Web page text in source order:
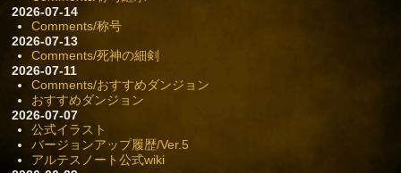
2026-07-14
Comments/称号
2026-07-13
Comments/死神の細剣
2026-07-11
Comments/おすすめダンジョン
おすすめダンジョン
2026-07-07
公式イラスト
バージョンアップ履歴/Ver.5
アルテスノート公式wiki